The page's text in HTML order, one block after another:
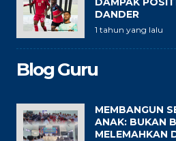
DANDER
1 tahun yang lalu
Blog Guru
MEMBANGUN
ANAK: BUKAN
MELEMAHKAN